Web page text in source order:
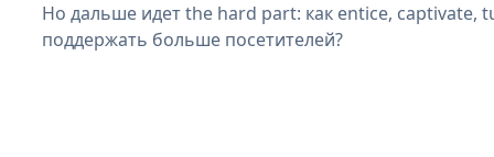
Но дальше идет the hard part: как entice, captivate,
поддержать больше посетителей?